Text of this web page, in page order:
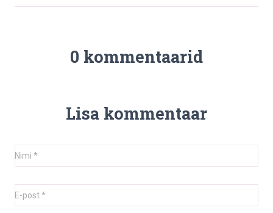
0 kommentaarid
Lisa kommentaar
Nimi *
E-post*